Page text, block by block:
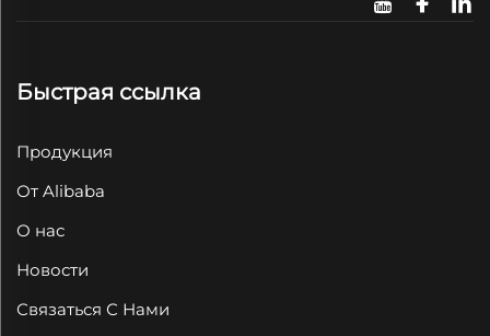
Быстрая ссылка
Продукция
От Alibaba
О нас
Новости
Связаться С Нами